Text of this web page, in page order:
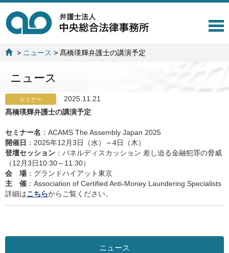
T
i
> ニュース >髙橋瑛輝弁護士の講演予定
ニュース
セミナー
2025.11.21
髙橋瑛輝弁護士の講演予定
セミナー名 ：ACAMS The Assembly Japan 2025
開催日 ：2025年12月3日（水）～4日（木）
登壇セッション ：パネルディスカッション 差し迫る金融犯罪の脅威
（12月3日10:30～11:30）
会 場：グランドハイアット東京
主 催 ：Association of Certified Anti-Money Laundering Specialists
詳細はこちらからご覧ください。
ニュース